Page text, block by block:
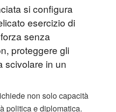
si configura
esercizio di
senza
proteggere gli
scivolare in un
non solo capacità
politica e diplomatica.